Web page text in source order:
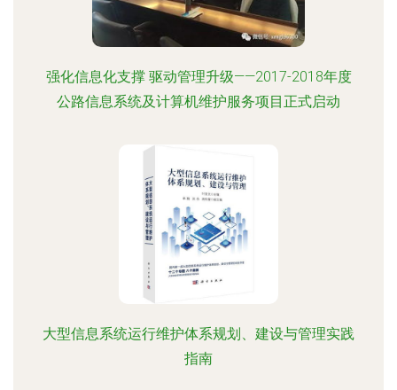
强化信息化支撑 驱动管理升级——2017-2018年度
公路信息系统及计算机维护服务项目正式启动
大型信息系统运行维护体系规划、建设与管理实践
指南